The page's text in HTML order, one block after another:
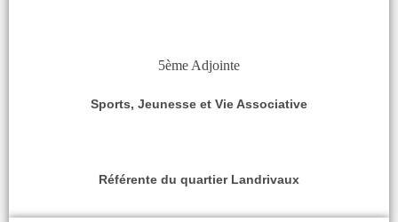
5ème Adjointe
Sports, Jeunesse et Vie Associative
Référente du quartier Landrivaux